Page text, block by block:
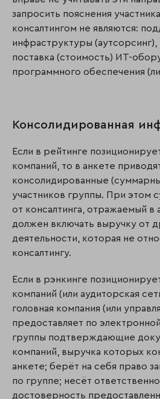
запросить пояснения
консалтингом не являются:
инфраструктуры
поставка (стоимость) ИТ-
программного обеспечения
Консолидированная
Если в рейтинге
компаний, то в анкете
консолидированные
участников группы. При этом
от консалтинга, отражаемый в
должен включать выручку от
деятельности, которая не
консалтингу.
Если в рэнкинге
компаний (или аудиторская
головная компания (или
предоставляет по
группы подтверждающие
компаний, выручка которых
анкете; берёт на себя право
по группе; несёт
достоверность